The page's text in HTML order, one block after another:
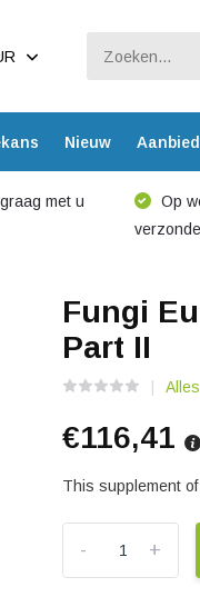
Nieuw
met u
Op
Fungi
Part II
€116,41
This supplement
+
-